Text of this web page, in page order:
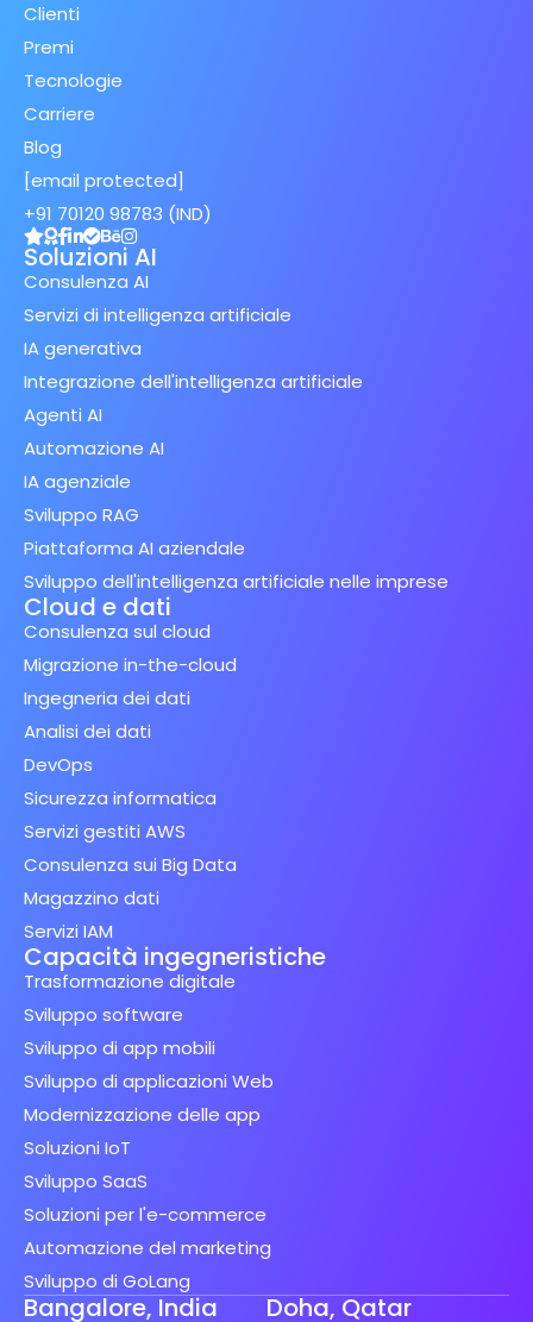
Clienti
Premi
Tecnologie
Carriere
Blog
[email protected]
+91 70120 98783 (IND)
Soluzioni AI
Consulenza AI
Servizi di intelligenza artificiale
IA generativa
Integrazione dell'intelligenza artificiale
Agenti AI
Automazione AI
IA agenziale
Sviluppo RAG
Piattaforma AI aziendale
Sviluppo dell'intelligenza artificiale nelle imprese
Cloud e dati
Consulenza sul cloud
Migrazione in-the-cloud
Ingegneria dei dati
Analisi dei dati
DevOps
Sicurezza informatica
Servizi gestiti AWS
Consulenza sui Big Data
Magazzino dati
Servizi IAM
Capacità ingegneristiche
Trasformazione digitale
Sviluppo software
Sviluppo di app mobili
Sviluppo di applicazioni Web
Modernizzazione delle app
Soluzioni IoT
Sviluppo SaaS
Soluzioni per l'e-commerce
Automazione del marketing
Sviluppo di GoLang
Bangalore, India Doha, Qatar